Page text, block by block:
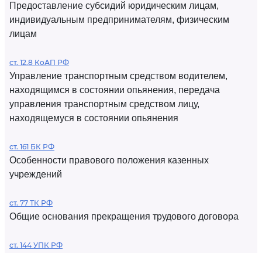
Предоставление субсидий юридическим лицам,
индивидуальным предпринимателям, физическим
лицам
ст. 12.8 КоАП РФ
Управление транспортным средством водителем,
находящимся в состоянии опьянения, передача
управления транспортным средством лицу,
находящемуся в состоянии опьянения
ст. 161 БК РФ
Особенности правового положения казенных
учреждений
ст. 77 ТК РФ
Общие основания прекращения трудового договора
ст. 144 УПК РФ